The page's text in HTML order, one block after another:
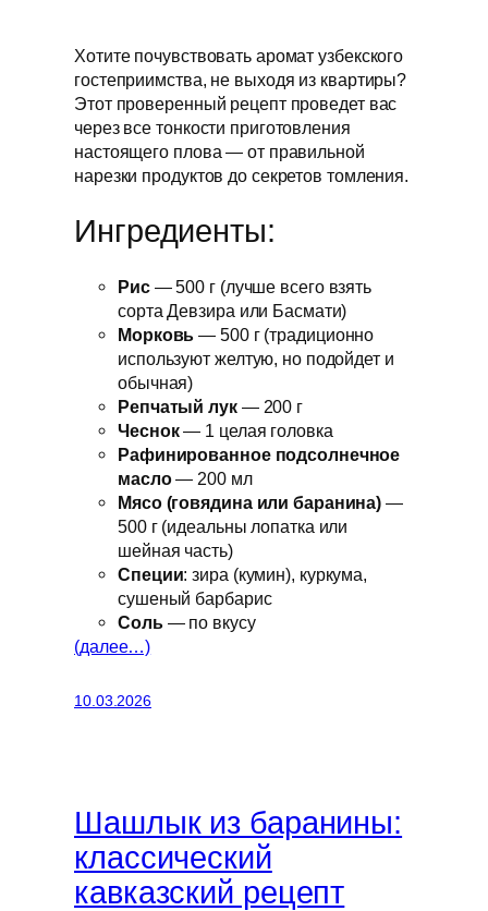
Хотите почувствовать аромат узбекского
гостеприимства, не выходя из квартиры?
Этот проверенный рецепт проведет вас
через все тонкости приготовления
настоящего плова — от правильной
нарезки продуктов до секретов томления.
Ингредиенты:
Рис— 500 г (лучше всего взять
сорта Девзира или Басмати)
Морковь — 500 г (традиционно
используют желтую, но подойдет и
обычная)
Репчатый лук— 200 г
Чеснок— 1 целая головка
Рафинированное подсолнечное
масло— 200 мл
Мясо (говядина или баранина) —
500 г (идеальны лопатка или
шейная часть)
Специи: зира (кумин), куркума,
сушеный барбарис
Соль— по вкусу
(далее…)
10.03.2026
Шашлык из баранины:
классический
кавказский рецепт